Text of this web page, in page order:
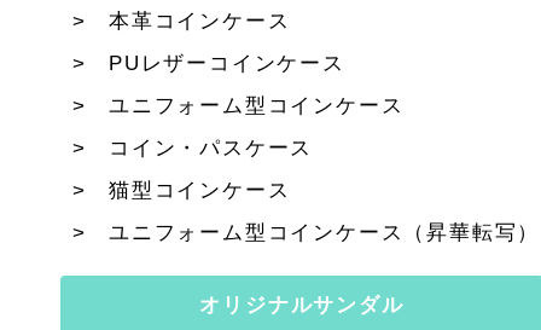
本革コインケース
PUレザーコインケース
ユニフォーム型コインケース
コイン・パスケース
猫型コインケース
ユニフォーム型コインケース（昇華転写）
オリジナルサンダル